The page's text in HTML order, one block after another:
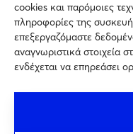
cookies και παρόμοιες
πληροφορίες της
επεξεργαζόμαστε
αναγνωριστικά στοιχεία
ενδέχεται να επηρεάσει